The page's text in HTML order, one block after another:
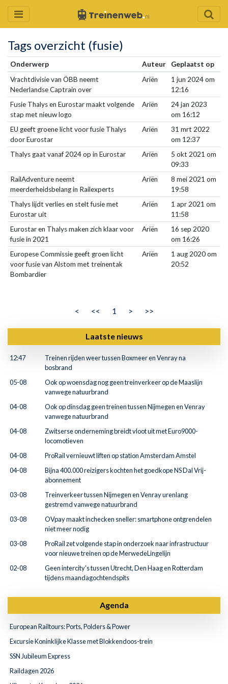
Tags overzicht (fusie)
Onderwerp Auteur
Geplaatst op
Vrachtdivisie van ÖBB neemt
Nederlandse Captrain over
Ariën
1 jun 2024 om
12:16
Fusie Thalys en Eurostar maakt volgende
stap met nieuw logo
Ariën
24 jan 2023
om 16:12
EU geeft groene licht voor fusie Thalys
door Eurostar
Ariën
31 mrt 2022
om 12:37
Thalys gaat vanaf 2024 op in Eurostar
Ariën
5 okt 2021 om
09:33
RailAdventure neemt
meerderheidsbelang in Railexperts
Ariën
8 mei 2021 om
19:58
Thalys lijdt verlies en stelt fusie met
Eurostar uit
Ariën
1 apr 2021 om
11:58
Eurostar en Thalys maken zich klaar voor
fusie in 2021
Ariën
16 sep 2020
om 16:26
Europese Commissie geeft groen licht
voor fusie van Alstom met treinentak
Bombardier
Ariën
1 aug 2020 om
20:52
< << 1 > >>
Laatste nieuws
12:47
Treinen rijden weer tussen Boxmeer en Venray na
bosbrand
05-08
Ook op woensdag nog geen treinverkeer op de Maaslijn
vanwege natuurbrand
04-08
Ook op dinsdag geen treinen tussen Nijmegen en Venray
vanwege natuurbrand
04-08
Zwitserse onderneming breidt vloot uit met Euro9000-
locomotieven
04-08
ProRail vernieuwt liften op station Amsterdam Amstel
04-08
Bijna 400.000 reizigers kochten het goedkope NS Dal Vrij-
abonnement
03-08
Treinverkeer tussen Nijmegen en Venray urenlang
gestremd vanwege natuurbrand
03-08
OVpay maakt inchecken sneller: smartphone ontgrendelen
niet meer nodig
03-08
ProRail zet volgende stap in onderzoek naar infrastructuur
voor nieuwe treinen op de MerwedeLingelijn
02-08
Geen intercity's tussen Utrecht, Den Haag en Rotterdam
tijdens maandagochtendspits
Agenda
European Railtours: Ports, Polders & Power
Excursie Koninklijke Klasse met Blokkendoos-trein
SSN Jubileum Express
Raildagen 2026